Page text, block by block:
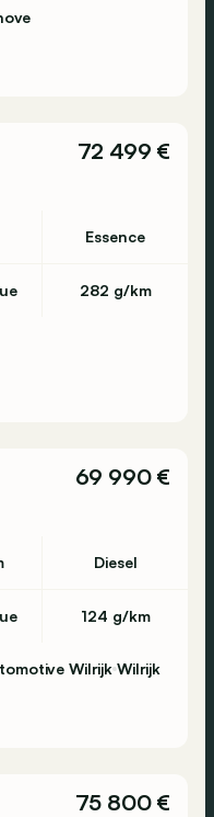
72 499 €
Essence
282 g/km
69 990 €
Diesel
124 g/km
Wilrijk Wilrijk
75 800 €